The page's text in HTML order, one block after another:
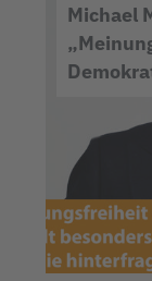
Michael